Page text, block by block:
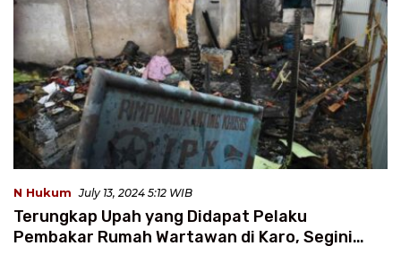
N Hukum July 13, 2024 5:12 WIB
Terungkap Upah yang Didapat Pelaku
Pembakar Rumah Wartawan di Karo, Segini